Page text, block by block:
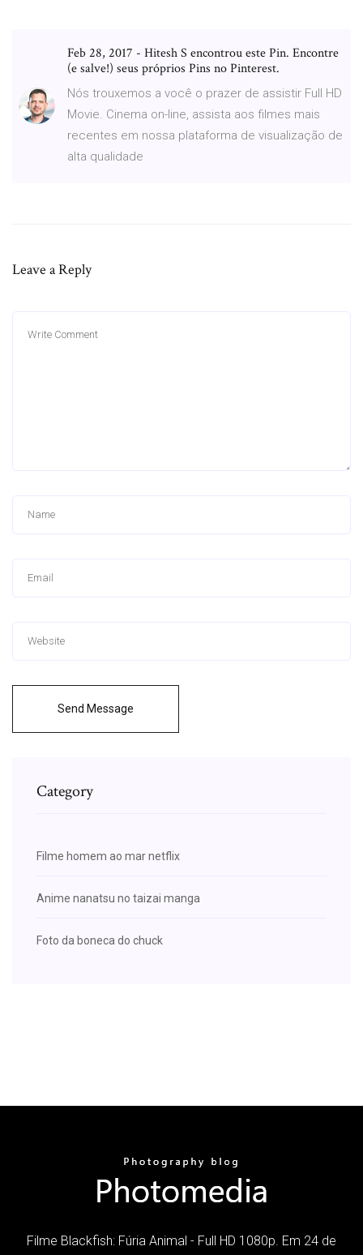
Feb 28, 2017 - Hitesh S encontrou este Pin. Encontre
(e salve!) seus próprios Pins no Pinterest.
Nós trouxemos a você o prazer de assistir Full HD
Movie. Cinema on-line, assista aos filmes mais
recentes em nossa plataforma de visualização de
alta qualidade
Leave a Reply
Send Message
Category
Filme homem ao mar netflix
Anime nanatsu no taizai manga
Foto da boneca do chuck
Filme Blackfish: Fúria Animal - Full HD 1080p. Em 24 de